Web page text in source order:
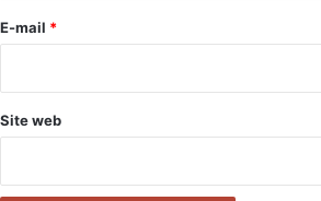
e
E-mail *
Site web